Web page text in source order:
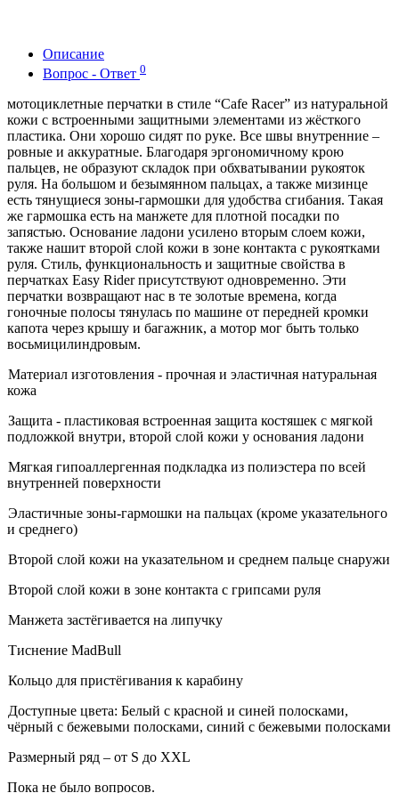
Описание
Вопрос - Ответ 0
мотоциклетные перчатки в стиле “Cafe Racer” из натуральной
кожи с встроенными защитными элементами из жёсткого
пластика. Они хорошо сидят по руке. Все швы внутренние –
ровные и аккуратные. Благодаря эргономичному крою
пальцев, не образуют складок при обхватывании рукояток
руля. На большом и безымянном пальцах, а также мизинце
есть тянущиеся зоны-гармошки для удобства сгибания. Такая
же гармошка есть на манжете для плотной посадки по
запястью. Основание ладони усилено вторым слоем кожи,
также нашит второй слой кожи в зоне контакта с рукоятками
руля. Стиль, функциональность и защитные свойства в
перчатках Easy Riderприсутствуют одновременно. Эти
перчатки возвращают нас в те золотые времена, когда
гоночные полосы тянулась по машине от передней кромки
капота через крышу и багажник, а мотор мог быть только
восьмицилиндровым.
Материал изготовления - прочная и эластичная натуральная
кожа
Защита - пластиковая встроенная защита костяшек с мягкой
подложкой внутри, второй слой кожи у основания ладони
Мягкая гипоаллергенная подкладка из полиэстера по всей
внутренней поверхности
Эластичные зоны-гармошки на пальцах (кроме указательного
и среднего)
Второй слой кожи на указательном и среднем пальце снаружи
Второй слой кожи в зоне контакта с грипсами руля
Манжета застёгивается на липучку
Тиснение MadBull
Кольцо для пристёгивания к карабину
Доступные цвета: Белый с красной и синей полосками,
чёрный с бежевыми полосками, синий с бежевыми полосками
Размерный ряд – от S до XXL
Пока не было вопросов.